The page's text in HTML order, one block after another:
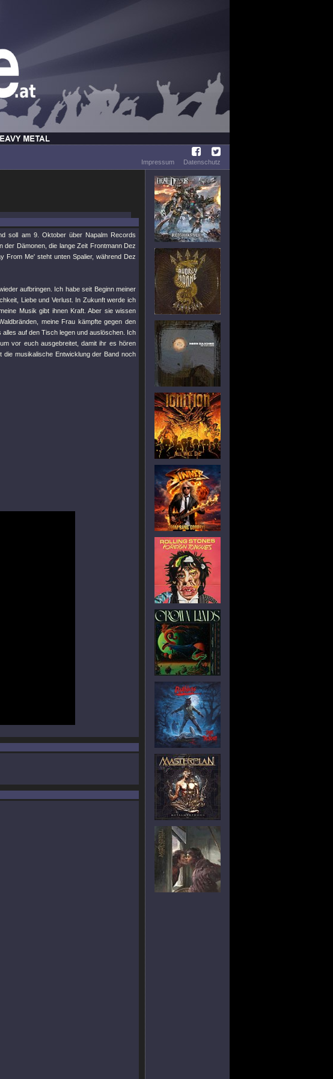
Impressum
Datenschutz
soll am 9. Oktober über Napalm Records
der Dämonen, die lange Zeit Frontmann Dez
From Me' steht unten Spalier, während Dez
aufbringen. Ich habe seit Beginn meiner
Liebe und Verlust. In Zukunft werde ich
Musik gibt ihnen Kraft. Aber sie wissen
meine Frau kämpfte gegen den
auf den Tisch legen und auslöschen. Ich
vor euch ausgebreitet, damit ihr es hören
musikalische Entwicklung der Band noch